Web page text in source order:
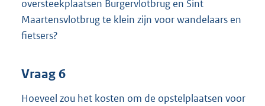
oversteekplaatsen Burgervlotbrug en Sint
Maartensvlotbrug te klein zijn voor wandelaars en
fietsers?
Vraag 6
Hoeveel zou het kosten om de opstelplaatsen voor